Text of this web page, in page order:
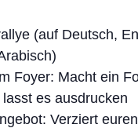
(auf Deutsch,
Foyer: Macht ein
es ausdrucken
Verziert